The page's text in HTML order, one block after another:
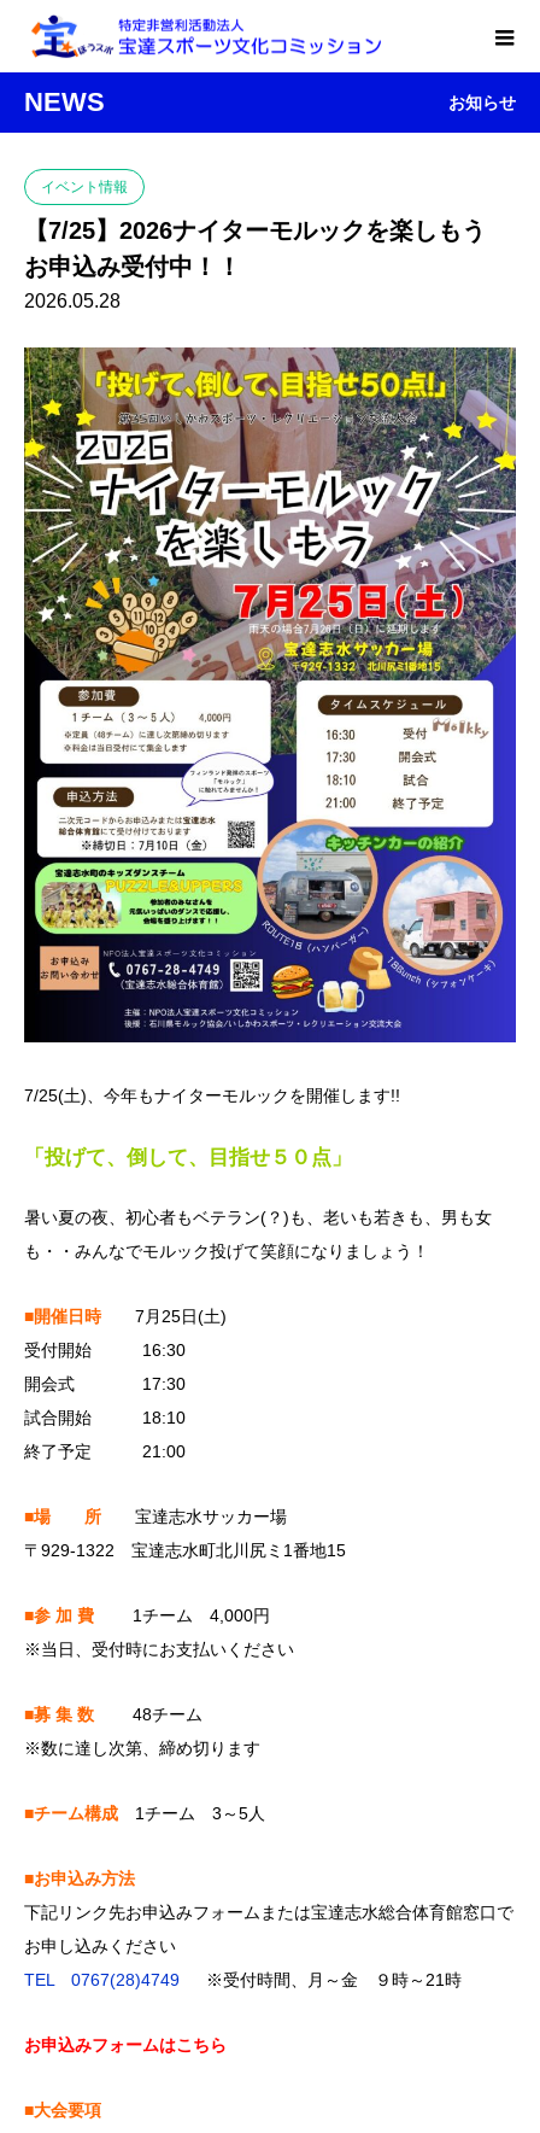
NEWS お知らせ
イベント情報
【7/25】2026ナイターモルックを楽しもう
お申込み受付中！！
2026.05.28
7/25(土)、今年もナイターモルックを開催します!!
「投げて、倒して、目指せ５０点」
暑い夏の夜、初心者もベテラン(？)も、老いも若きも、男も女
も・・みんなでモルック投げて笑顔になりましょう！
■開催日時7月25日(土)
受付開始 16:30
開会式 17:30
試合開始 18:10
終了予定 21:00
■場 所 宝達志水サッカー場
〒929-1322 宝達志水町北川尻ミ1番地15
■参 加 費 1チーム 4,000円
※当日、受付時にお支払いください
■募 集 数 48チーム
※数に達し次第、締め切ります
■チーム構成 1チーム 3～5人
■お申込み方法
下記リンク先お申込みフォームまたは宝達志水総合体育館窓口で
お申し込みください
TEL 0767(28)4749 ※受付時間、月～金 ９時～21時
お申込みフォームはこちら
■大会要項